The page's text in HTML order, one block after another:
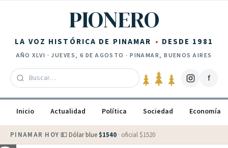
PIONERO
LA VOZ HISTÓRICA DE PINAMAR DESDE 1981
AÑOXLVI ·JUEVES, 6 DE AGOSTO · PINAMAR, BUENOS AIRES
f
Inicio Actualidad Política Sociedad Economía
PINAMAR HOY·💵 Dólar blue $1540 · oficial $1520